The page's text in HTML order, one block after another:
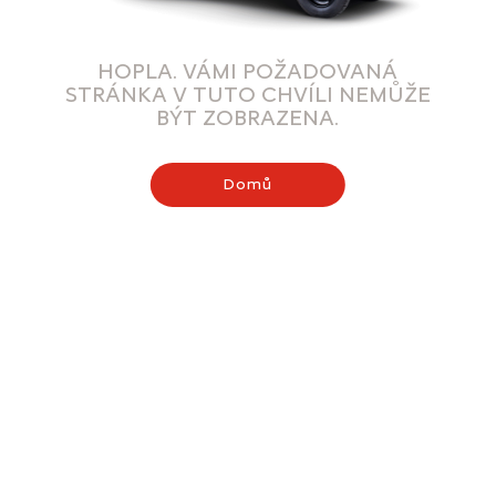
HOPLA. VÁMI POŽADOVANÁ
STRÁNKA V TUTO CHVÍLI NEMŮŽE
BÝT ZOBRAZENA.
Domů